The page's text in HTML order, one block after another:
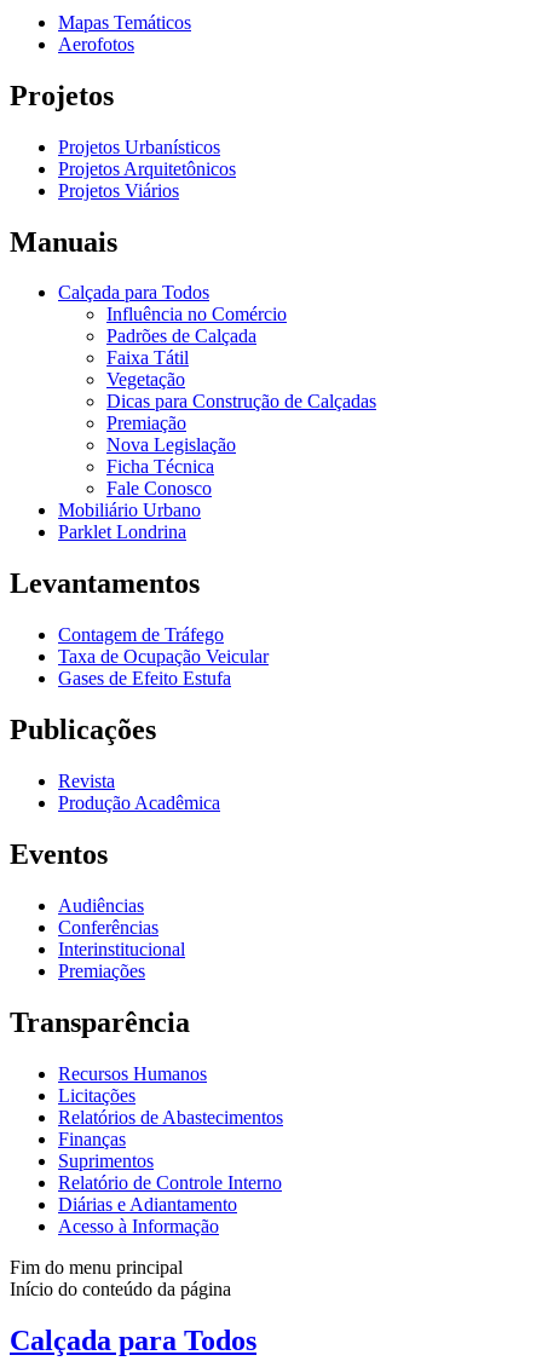
Mapas Temáticos
Aerofotos
Projetos
Projetos Urbanísticos
Projetos Arquitetônicos
Projetos Viários
Manuais
Calçada para Todos
Influência no Comércio
Padrões de Calçada
Faixa Tátil
Vegetação
Dicas para Construção de Calçadas
Premiação
Nova Legislação
Ficha Técnica
Fale Conosco
Mobiliário Urbano
Parklet Londrina
Levantamentos
Contagem de Tráfego
Taxa de Ocupação Veicular
Gases de Efeito Estufa
Publicações
Revista
Produção Acadêmica
Eventos
Audiências
Conferências
Interinstitucional
Premiações
Transparência
Recursos Humanos
Licitações
Relatórios de Abastecimentos
Finanças
Suprimentos
Relatório de Controle Interno
Diárias e Adiantamento
Acesso à Informação
Fim do menu principal
Início do conteúdo da página
Calçada para Todos